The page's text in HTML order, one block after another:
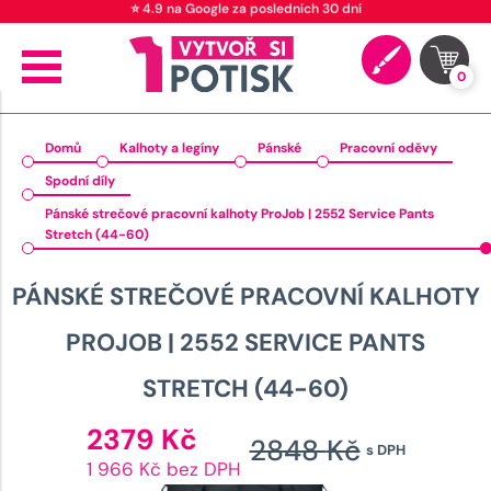
⭐ 4.9 na Google za posledních 30 dní
0
Domů Kalhoty a legíny Pánské
Pracovní oděvy
Spodní díly
Pánské strečové pracovní kalhoty ProJob | 2552 Service Pants
Stretch (44-60)
PÁNSKÉ STREČOVÉ PRACOVNÍ KALHOTY
PROJOB | 2552 SERVICE PANTS
STRETCH (44-60)
s DPH
2848Kč
2379 Kč cena
je:
1 966 Kč bez DPH